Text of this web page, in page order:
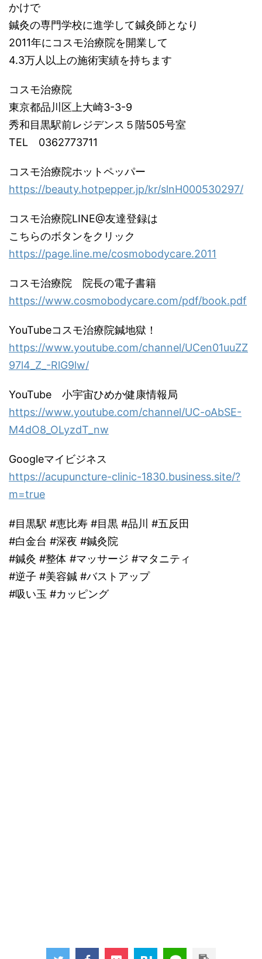
かけで
鍼灸の専門学校に進学して鍼灸師となり
2011年にコスモ治療院を開業して
4.3万人以上の施術実績を持ちます
コスモ治療院
東京都品川区上大崎3-3-9
秀和目黒駅前レジデンス５階505号室
TEL 0362773711
コスモ治療院ホットペッパー
https://beauty.hotpepper.jp/kr/slnH000530297/
コスモ治療院LINE@友達登録は
こちらのボタンをクリック
https://page.line.me/cosmobodycare.2011
コスモ治療院 院長の電子書籍
https://www.cosmobodycare.com/pdf/book.pdf
YouTubeコスモ治療院鍼地獄！
https://www.youtube.com/channel/UCen01uuZZ
97l4_Z_-RlG9lw/
YouTube 小宇宙ひめか健康情報局
https://www.youtube.com/channel/UC-oAbSE-
M4dO8_OLyzdT_nw
Googleマイビジネス
https://acupuncture-clinic-1830.business.site/?
m=true
#目黒駅 #恵比寿 #目黒 #品川 #五反田
#白金台 #深夜 #鍼灸院
#鍼灸 #整体 #マッサージ #マタニティ
#逆子 #美容鍼 #バストアップ
#吸い玉 #カッピング